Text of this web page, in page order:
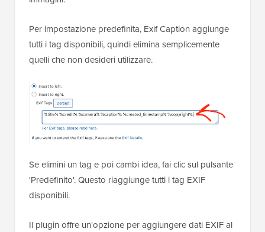
Per impostazione predefinita, Exif Caption aggiunge
tutti i tag disponibili, quindi elimina semplicemente
quelli che non desideri utilizzare.
Se elimini un tag e poi cambi idea, fai clic sul pulsante
'Predefinito'. Questo riaggiunge tutti i tag EXIF
disponibili.
Il plugin offre un'opzione per aggiungere dati EXIF al